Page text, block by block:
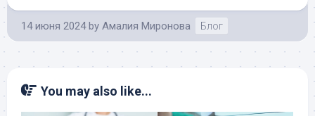
14 июня 2024 by Амалия Миронова Блог
You may also like...